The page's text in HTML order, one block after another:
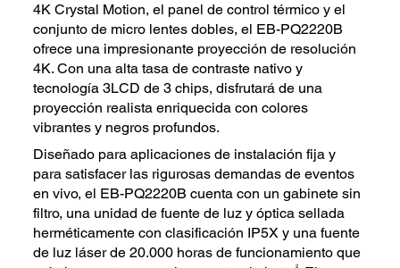
4K Crystal Motion, el panel de control térmico y el
conjunto de micro lentes dobles, el EB-PQ2220B
ofrece una impresionante proyección de resolución
4K. Con una alta tasa de contraste nativo y
tecnología 3LCD de 3 chips, disfrutará de una
proyección realista enriquecida con colores
vibrantes y negros profundos.
Diseñado para aplicaciones de instalación fija y
para satisfacer las rigurosas demandas de eventos
en vivo, el EB-PQ2220B cuenta con un gabinete sin
filtro, una unidad de fuente de luz y óptica sellada
herméticamente con clasificación IP5X y una fuente
de luz láser de 20.000 horas de funcionamiento que
2